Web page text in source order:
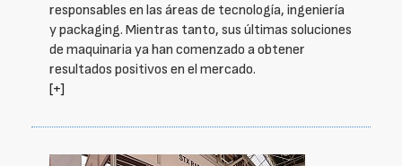
responsables en las áreas de tecnología, ingeniería
y packaging. Mientras tanto, sus últimas soluciones
de maquinaria ya han comenzado a obtener
resultados positivos en el mercado.
[+]